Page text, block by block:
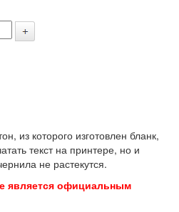
из которого изготовлен бланк,
текст на принтере, но и
не растекутся.
является официальным